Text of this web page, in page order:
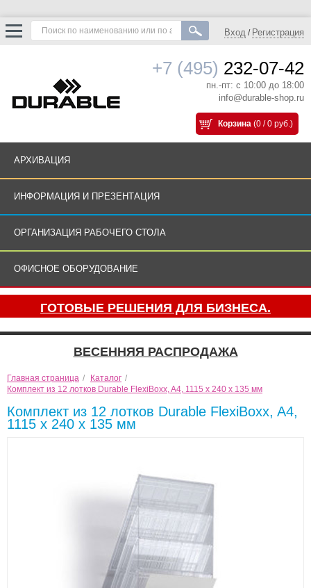
Вход / Регистрация
+7 (495) 232-07-42
пн.-пт: с 10:00 до 18:00
info@durable-shop.ru
Корзина (0 / 0 руб.)
АРХИВАЦИЯ
ИНФОРМАЦИЯ И ПРЕЗЕНТАЦИЯ
ОРГАНИЗАЦИЯ РАБОЧЕГО СТОЛА
ОФИСНОЕ ОБОРУДОВАНИЕ
ГОТОВЫЕ РЕШЕНИЯ ДЛЯ БИЗНЕСА.
ВЕСЕННЯЯ РАСПРОДАЖА
Главная страница / Каталог /
Комплект из 12 лотков Durable FlexiBoxx, A4, 1115 x 240 x 135 мм
Комплект из 12 лотков Durable FlexiBoxx, A4,
1115 x 240 x 135 мм